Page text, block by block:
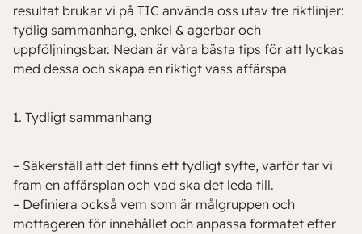
resultat brukar vi på TIC använda oss utav tre riktlinjer:
tydlig sammanhang, enkel & agerbar och
uppföljningsbar. Nedan är våra bästa tips för att lyckas
med dessa och skapa en riktigt vass affärspa
1. Tydligt sammanhang
– Säkerställ att det finns ett tydligt syfte, varför tar vi
fram en affärsplan och vad ska det leda till.
– Definiera också vem som är målgruppen och
mottageren för innehållet och anpassa formatet efter